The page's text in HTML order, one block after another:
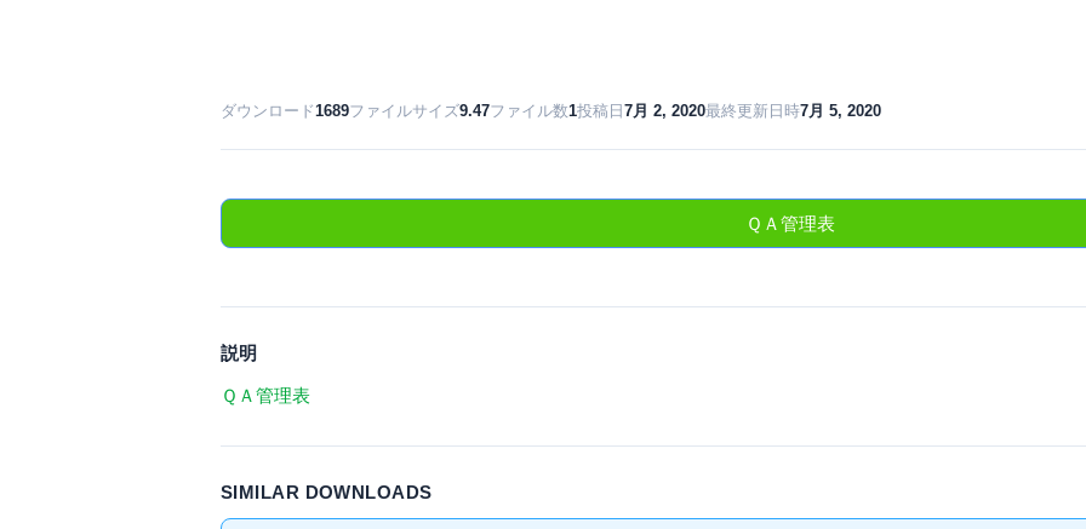
ダウンロード1689ファイルサイズ9.47ファイル数1投稿日 7月 2, 2020最終更新日時7月 5, 2020
ＱＡ管理表
説明
ＱＡ管理表
SIMILAR DOWNLOADS